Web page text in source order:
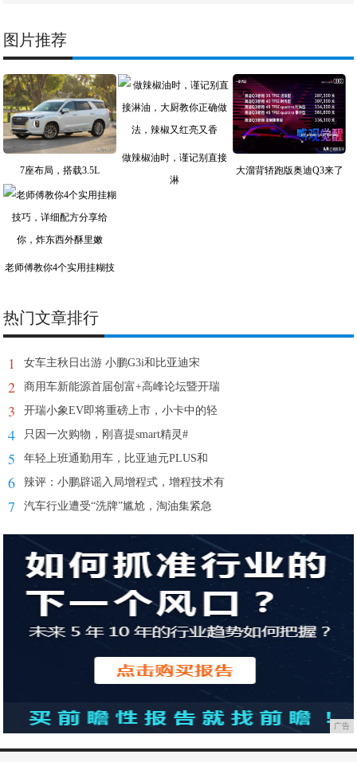
图片推荐
7座布局，搭载3.5L
做辣椒油时，谨记别直接
淋
大溜背轿跑版奥迪Q3来了
老师傅教你4个实用挂糊技
热门文章排行
1 女车主秋日出游 小鹏G3i和比亚迪宋
2 商用车新能源首届创富+高峰论坛暨开瑞
3 开瑞小象EV即将重磅上市，小卡中的轻
4 只因一次购物，刚喜提smart精灵#
5 年轻上班通勤用车，比亚迪元PLUS和
6 辣评：小鹏辟谣入局增程式，增程技术有
7 汽车行业遭受“洗牌”尴尬，淘油集紧急
广告